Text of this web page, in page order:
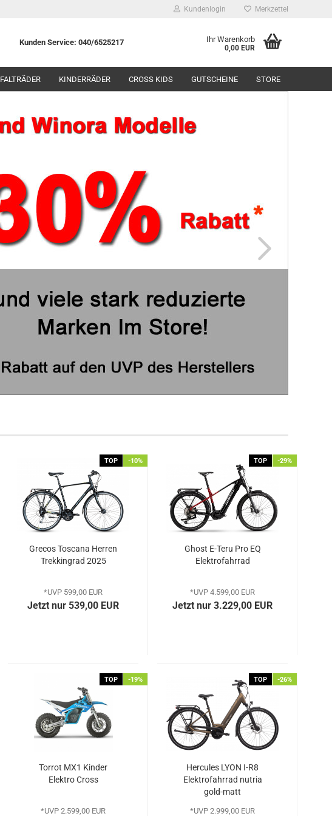
Kundenlogin Merkzettel
Kunden Service: 040/6525217 Ihr Warenkorb
0,00 EUR
FALTRÄDER KINDERRÄDER CROSS KIDS GUTSCHEINE STORE
TOP -10%
Grecos Toscana Herren
Trekkingrad 2025
*UVP 599,00 EUR
Jetzt nur 539,00 EUR
TOP -29%
Ghost E-Teru Pro EQ
Elektrofahrrad
*UVP 4.599,00 EUR
Jetzt nur 3.229,00 EUR
TOP -19%
Torrot MX1 Kinder
Elektro Cross
*UVP 2.599,00 EUR
TOP -26%
Hercules LYON I-R8
Elektrofahrrad nutria
gold-matt
*UVP 2.999,00 EUR